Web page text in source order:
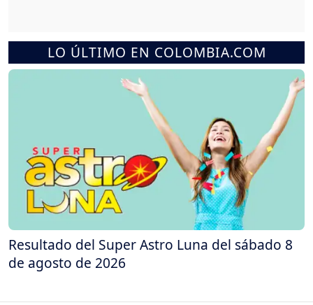
LO ÚLTIMO EN COLOMBIA.COM
Resultado del Super Astro Luna del sábado 8
de agosto de 2026